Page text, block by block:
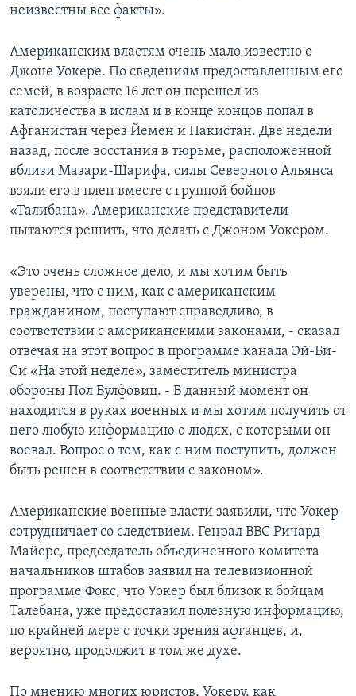
неизвестны все факты».
Американским властям очень мало известно о
Джоне Уокере. По сведениям предоставленным его
семей, в возрасте 16 лет он перешел из
католичества в ислам и в конце концов попал в
Афганистан через Йемен и Пакистан. Две недели
назад, после восстания в тюрьме, расположенной
вблизи Мазари-Шарифа, силы Северного Альянса
взяли его в плен вместе с группой бойцов
«Талибана». Американские представители
пытаются решить, что делать с Джоном Уокером.
«Это очень сложное дело, и мы хотим быть
уверены, что с ним, как с американским
гражданином, поступают справедливо, в
соответствии с американскими законами, - сказал
отвечая на этот вопрос в программе канала Эй-Би-
Си «На этой неделе», заместитель министра
обороны Пол Вулфовиц. - В данный момент он
находится в руках военных и мы хотим получить от
него любую информацию о людях, с которыми он
воевал. Вопрос о том, как с ним поступить, должен
быть решен в соответствии с законом».
Американские военные власти заявили, что Уокер
сотрудничает со следствием. Генрал ВВС Ричард
Майерс, председатель объединенного комитета
начальников штабов заявил на телевизионной
программе Фокс, что Уокер был близок к бойцам
Талебана, уже предоставил полезную информацию,
по крайней мере с точки зрения афганцев, и,
вероятно, продолжит в том же духе.
По мнению многих юристов, Уокеру, как